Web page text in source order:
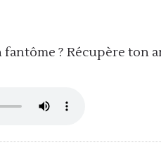
fantôme ? Récupère ton